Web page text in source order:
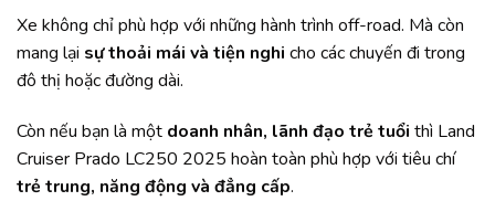
Xe không chỉ phù hợp với những hành trình off-road. Mà còn
mang lại sự thoải mái và tiện nghi cho các chuyến đi trong
đô thị hoặc đường dài.
Còn nếu bạn là một doanh nhân, lãnh đạo trẻ tuổi thì Land
Cruiser Prado LC250 2025 hoàn toàn phù hợp với tiêu chí
trẻ trung, năng động và đẳng cấp.